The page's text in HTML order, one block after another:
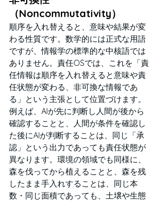
（Noncommutativity）
順序を入れ替えると、意味や結果が変
わる性質です。数学的には正式な用語
ですが、情報学の標準的な中核語では
ありません。責任OSでは、これを「責
任情報は順序を入れ替えると意味や責
任状態が変わる、非可換な情報であ
る」という主張として位置づけます。
例えば、AIが先に判断し人間が後から
確認することと、人間が条件を確認し
た後にAIが判断することは、同じ「承
認」という出力であっても責任状態が
異なります。環境の領域でも同様に、
森を伐ってから植えることと、森を残
したまま手入れすることは、同じ本
数・同じ面積であっても、土壌や生態